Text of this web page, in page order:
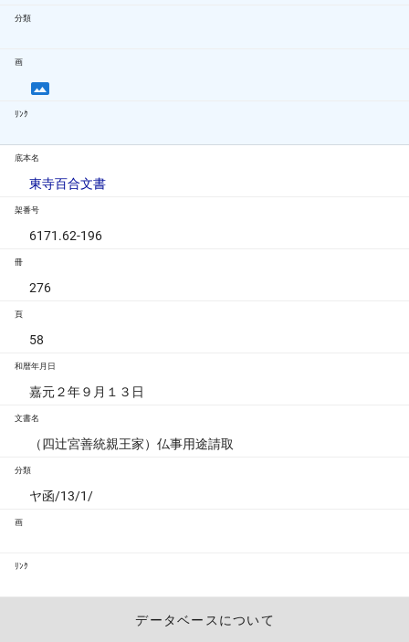
分類
画
ﾘﾝｸ
底本名
東寺百合文書
架番号
6171.62-196
冊
276
頁
58
和暦年月日
嘉元２年９月１３日
文書名
（四辻宮善統親王家）仏事用途請取
分類
ヤ函/13/1/
画
ﾘﾝｸ
データベースについて